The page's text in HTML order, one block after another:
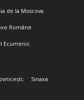
de la Moscova
Române
Ecumenic
Sinaxa